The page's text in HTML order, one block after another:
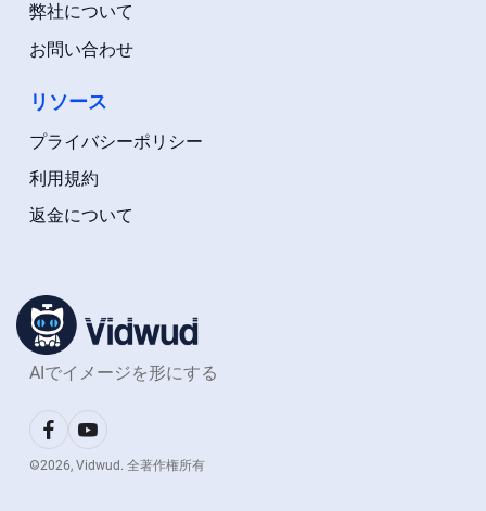
AIでイメージを形にする
©2026, Vidwud. 全著作権所有
弊社について
お問い合わせ
リソース
プライバシーポリシー
利用規約
返金について